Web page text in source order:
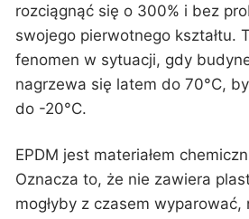
rozciągnąć się o 300% i bez
swojego pierwotnego kształtu.
fenomen w sytuacji, gdy
nagrzewa się latem do 70°C,
do -20°C.
EPDM jest materiałem
Oznacza to, że nie zawiera
mogłyby z czasem wyparować,